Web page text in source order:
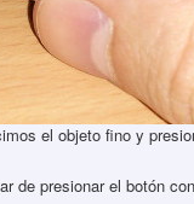
el objeto fino y
de presionar el botón